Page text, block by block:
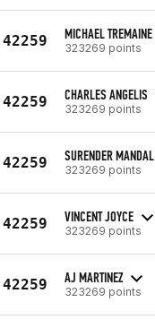
42259 MICHAEL TREMAINE
323269 points
42259 CHARLES ANGELIS
323269 points
42259 SURENDER MANDAL
323269 points
42259 VINCENT JOYCE
323269 points
42259 AJ MARTINEZ
323269 points